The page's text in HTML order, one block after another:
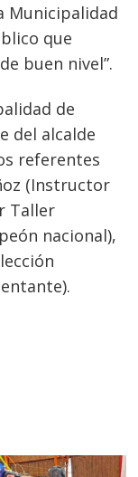
Municipalidad
que
buen nivel”.
de
del alcalde
referentes
(Instructor
Taller
nacional),